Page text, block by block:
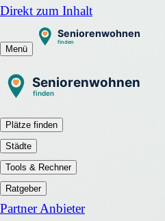
Direkt zum Inhalt
Menü
Plätze finden
Städte
Tools & Rechner
Ratgeber
Partner Anbieter